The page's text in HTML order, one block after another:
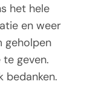
het hele
en weer
geholpen
geven.
bedanken.